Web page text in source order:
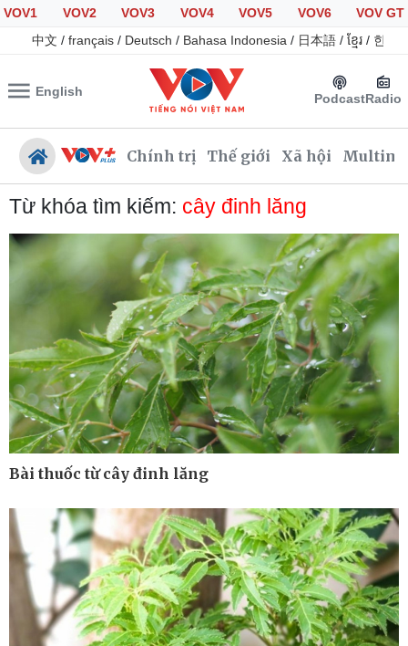
VOV1 VOV2 VOV3 VOV4 VOV5 VOV6
VOV GT
中文 / français / Deutsch / Bahasa Indonesia / 日本語 / ខ្មែរ / 한국
English PodcastRadio
Chính trị Thế giới Xã hội
Chính trị
Tổ chức nhân sự
Nhận diện sự thật
Xã hội
Tin 24h
Giáo dục
Dự báo thời tiết
Dấu ấn VOV
Việc làm
Biển đảo
Thế giới
Quan sát
Cuộc sống đó đây
Hồ sơ
Multimedia
Ảnh
Video
E-Magazine
Từ khóa tìm kiếm: cây đinh lăng
Bài thuốc từ cây đinh lăng